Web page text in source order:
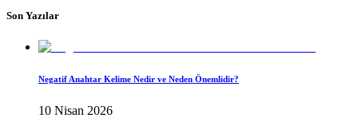
Son Yazılar
Negatif Anahtar Kelime Nedir ve Neden Önemlidir?
10 Nisan 2026